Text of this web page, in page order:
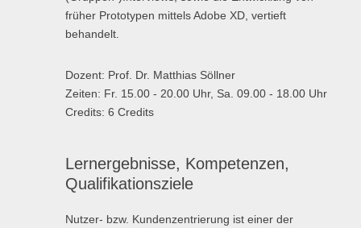
früher Prototypen mittels Adobe XD, vertieft
behandelt.
Dozent: Prof. Dr. Matthias Söllner
Zeiten: Fr. 15.00 - 20.00 Uhr, Sa. 09.00 - 18.00 Uhr
Credits: 6 Credits
Lernergebnisse, Kompetenzen,
Qualifikationsziele
Nutzer- bzw. Kundenzentrierung ist einer der